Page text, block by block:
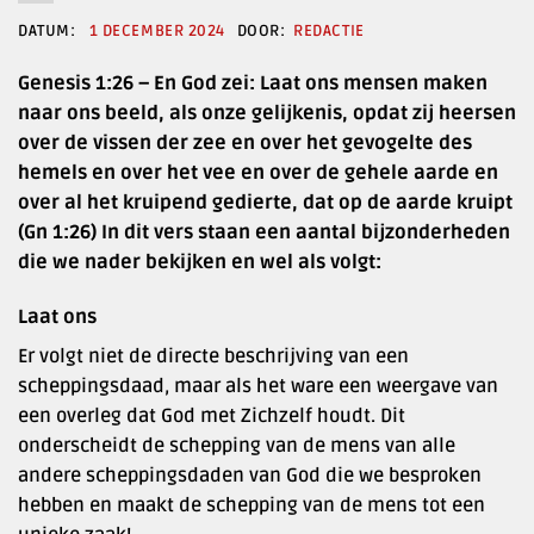
1 DECEMBER 2024 REDACTIE
Genesis 1:26 – En God zei: Laat ons mensen maken
naar ons beeld, als onze gelijkenis, opdat zij heersen
over de vissen der zee en over het gevogelte des
hemels en over het vee en over de gehele aarde en
over al het kruipend gedierte, dat op de aarde kruipt
(Gn 1:26) In dit vers staan een aantal bijzonderheden
die we nader bekijken en wel als volgt:
Laat ons
Er volgt niet de directe beschrijving van een
scheppingsdaad, maar als het ware een weergave van
een overleg dat God met Zichzelf houdt. Dit
onderscheidt de schepping van de mens van alle
andere scheppingsdaden van God die we besproken
hebben en maakt de schepping van de mens tot een